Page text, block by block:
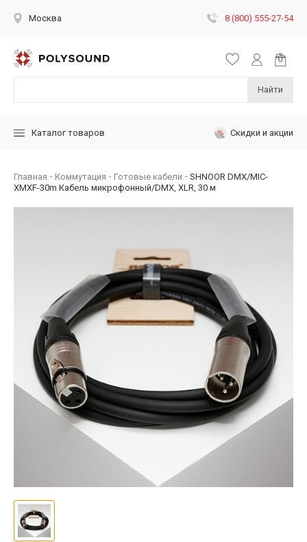
Москва 8 (800) 555-27-54
Найти
Каталог товаров Скидки и акции
Главная Коммутация Готовые кабели
SHNOOR DMX/MIC-
XMXF-30m Кабель микрофонный/DMX, XLR, 30 м